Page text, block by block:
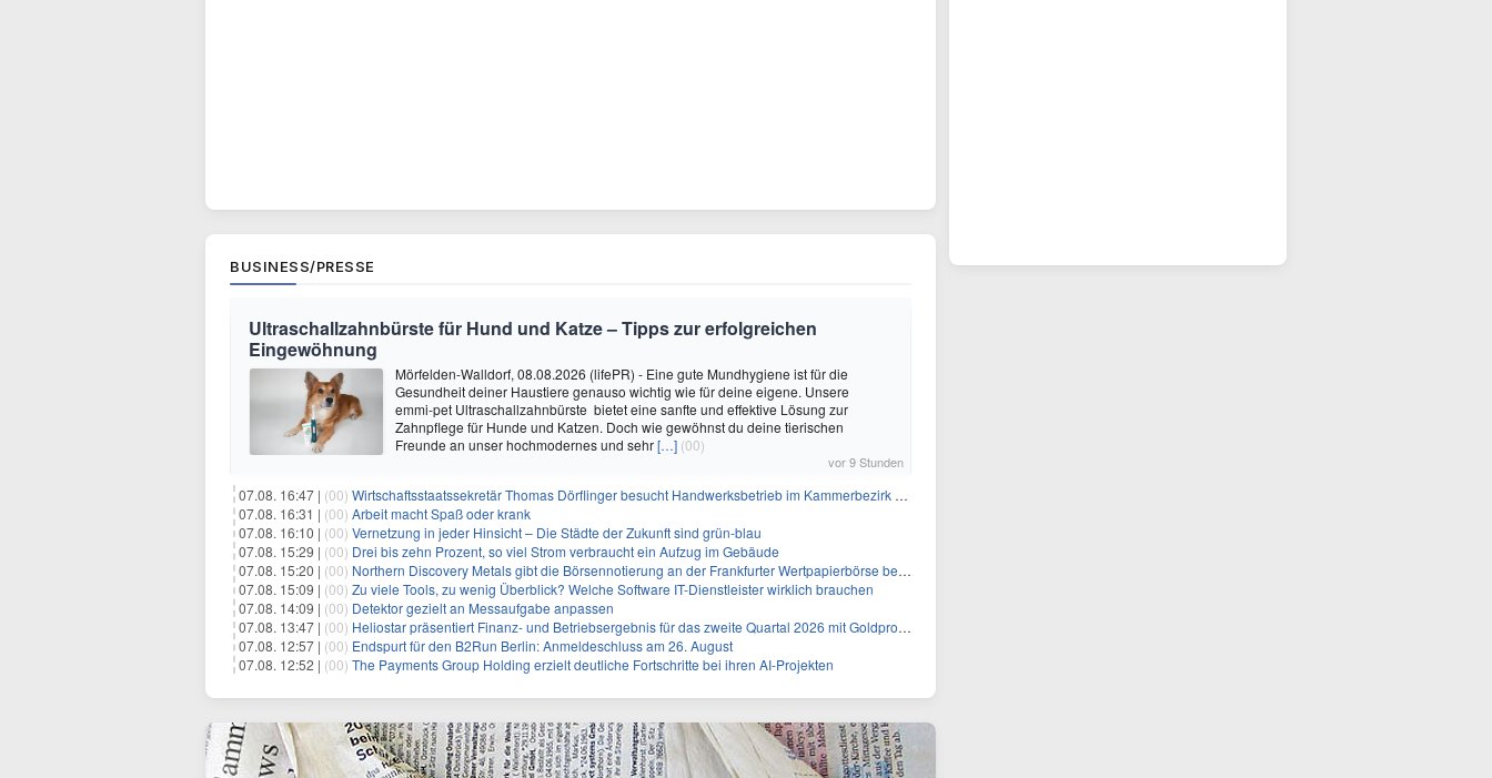
BUSINESS/PRESSE
Ultraschallzahnbürste für Hund und Katze – Tipps zur erfolgreichen
Eingewöhnung
Mörfelden-Walldorf, 08.08.2026 (lifePR) - Eine gute Mundhygiene ist für die
Gesundheit deiner Haustiere genauso wichtig wie für deine eigene. Unsere
emmi-pet Ultraschallzahnbürste bietet eine sanfte und effektive Lösung zur
Zahnpflege für Hunde und Katzen. Doch wie gewöhnst du deine tierischen
Freunde an unser hochmodernes und sehr[…] (00)
vor 9 Stunden
07.08. 16:47 | (00) Wirtschaftsstaatssekretär Thomas Dörflinger besucht Handwerksbetrieb im Kammerbezirk Freiburg
07.08. 16:31 | (00) Arbeit macht Spaß oder krank
07.08. 16:10 | (00) Vernetzung in jeder Hinsicht – Die Städte der Zukunft sind grün-blau
07.08. 15:29 | (00) Drei bis zehn Prozent, so viel Strom verbraucht ein Aufzug im Gebäude
07.08. 15:20 | (00) Northern Discovery Metals gibt die Börsennotierung an der Frankfurter Wertpapierbörse bekannt
07.08. 15:09 | (00) Zu viele Tools, zu wenig Überblick? Welche Software IT-Dienstleister wirklich brauchen
07.08. 14:09 | (00) Detektor gezielt an Messaufgabe anpassen
07.08. 13:47 | (00) Heliostar präsentiert Finanz- und Betriebsergebnis für das zweite Quartal 2026 mit Goldproduktion und Barreserven in Rekordhöhe
07.08. 12:57 | (00) Endspurt für den B2Run Berlin: Anmeldeschluss am 26. August
07.08. 12:52 | (00) The Payments Group Holding erzielt deutliche Fortschritte bei ihren AI-Projekten